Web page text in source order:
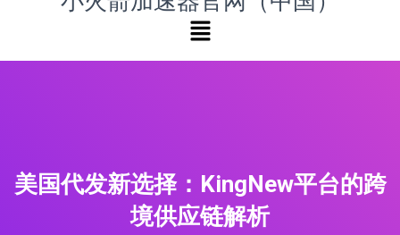
美国代发新选择：KingNew平台的跨
境供应链解析